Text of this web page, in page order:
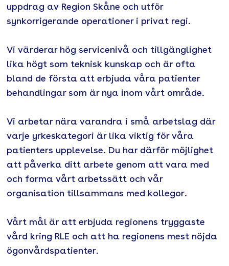
uppdrag av Region Skåne och utför
synkorrigerande operationer i privat regi.
Vi värderar hög servicenivå och tillgänglighet
lika högt som teknisk kunskap och är ofta
bland de första att erbjuda våra patienter
behandlingar som är nya inom vårt område.
Vi arbetar nära varandra i små arbetslag där
varje yrkeskategori är lika viktig för våra
patienters upplevelse. Du har därför möjlighet
att påverka ditt arbete genom att vara med
och forma vårt arbetssätt och vår
organisation tillsammans med kollegor.
Vårt mål är att erbjuda regionens tryggaste
vård kring RLE och att ha regionens mest nöjda
ögonvårdspatienter.